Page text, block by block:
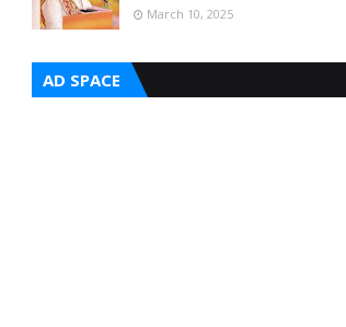
March 10, 2025
AD SPACE